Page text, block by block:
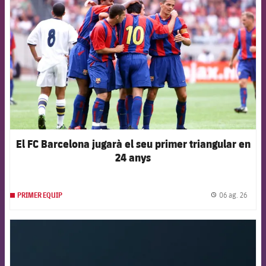
El FC Barcelona jugarà el seu primer triangular en
24 anys
PRIMER EQUIP 06 ag. 26